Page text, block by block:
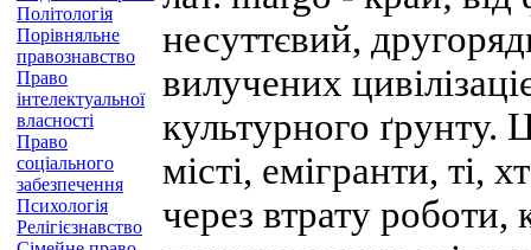
Політологія
Порівняльне
правознавство
Право
інтелектуальної
власності
Право
соціального
забезпечення
Психологія
Релігієзнавство
несуттєвий,
вилучених
культурного ґрунту.
місті, емігранти, ті,
через втрату роботи,